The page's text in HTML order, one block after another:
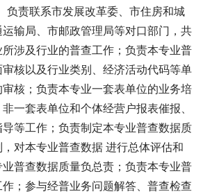
负责联系市发展改革委、市住房和城
输局、市邮政管理局等对口部门，共
涉及行业的普查工作；负责本专业普
核以及行业类别、经济活动代码等单
核；负责本专业一套表单位的业务培
一套表单位和个体经营户报表催报、
等工作；负责制定本专业普查数据质
对本专业普查数据 进行总体评估和
普查数据质量负总责；负责本专业普
；参与经普业务问题解答、普查检查